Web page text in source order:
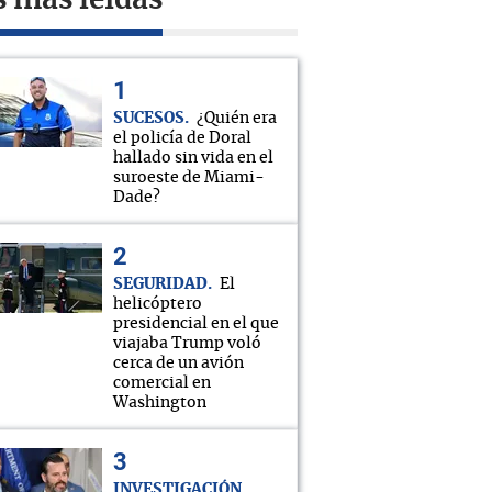
SUCESOS
¿Quién era
el policía de Doral
hallado sin vida en el
suroeste de Miami-
Dade?
SEGURIDAD
El
helicóptero
presidencial en el que
viajaba Trump voló
cerca de un avión
comercial en
Washington